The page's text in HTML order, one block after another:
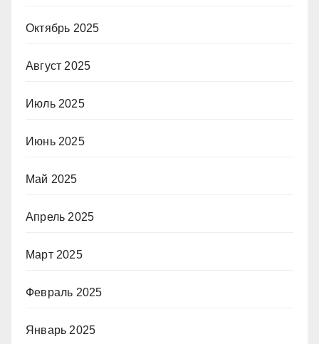
Октябрь 2025
Август 2025
Июль 2025
Июнь 2025
Май 2025
Апрель 2025
Март 2025
Февраль 2025
Январь 2025